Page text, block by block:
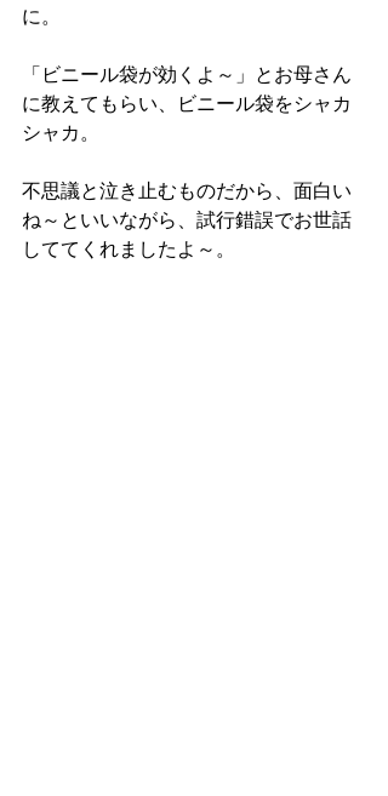
に。
「ビニール袋が効くよ～」とお母さん
に教えてもらい、ビニール袋をシャカ
シャカ。
不思議と泣き止むものだから、面白い
ね～といいながら、試行錯誤でお世話
しててくれましたよ～。